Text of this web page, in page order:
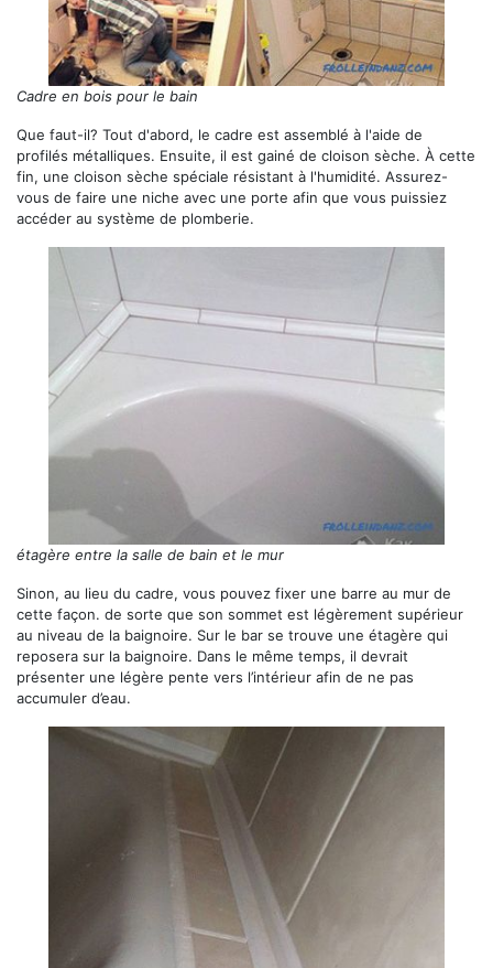
Cadre en bois pour le bain
Que faut-il? Tout d'abord, le cadre est assemblé à l'aide de
profilés métalliques. Ensuite, il est gainé de cloison sèche. À cette
fin, une cloison sèche spéciale résistant à l'humidité. Assurez-
vous de faire une niche avec une porte afin que vous puissiez
accéder au système de plomberie.
étagère entre la salle de bain et le mur
Sinon, au lieu du cadre, vous pouvez fixer une barre au mur de
cette façon. de sorte que son sommet est légèrement supérieur
au niveau de la baignoire. Sur le bar se trouve une étagère qui
reposera sur la baignoire. Dans le même temps, il devrait
présenter une légère pente vers l’intérieur afin de ne pas
accumuler d’eau.